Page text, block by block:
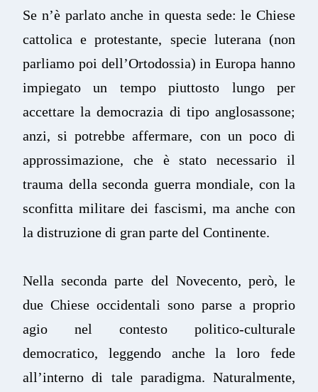
Se n’è parlato anche in questa sede: le Chiese
cattolica e protestante, specie luterana (non
parliamo poi dell’Ortodossia) in Europa hanno
impiegato un tempo piuttosto lungo per
accettare la democrazia di tipo anglosassone;
anzi, si potrebbe affermare, con un poco di
approssimazione, che è stato necessario il
trauma della seconda guerra mondiale, con la
sconfitta militare dei fascismi, ma anche con
la distruzione di gran parte del Continente.
Nella seconda parte del Novecento, però, le
due Chiese occidentali sono parse a proprio
agio nel contesto politico-culturale
democratico, leggendo anche la loro fede
all’interno di tale paradigma. Naturalmente,